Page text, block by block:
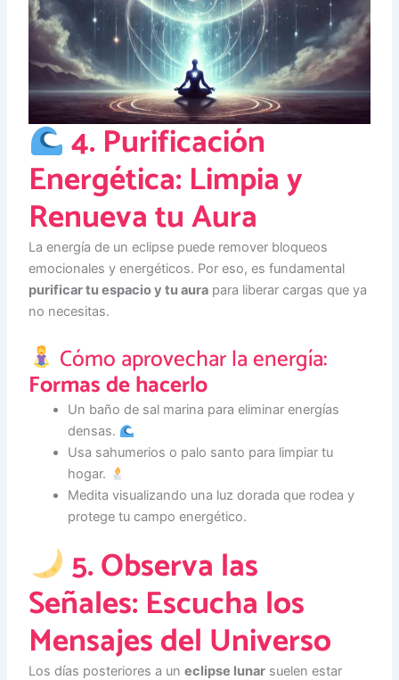
4. Purificación
Energética: Limpia y
Renueva tu Aura
La energía de un eclipse puede remover bloqueos
emocionales y energéticos. Por eso, es fundamental
purificar tu espacio y tu aura para liberar cargas que ya
no necesitas.
Cómo aprovechar la energía:
Formas de hacerlo
Un baño de sal marina para eliminar energías
densas.
Usa sahumerios o palo santo para limpiar tu
hogar.
Medita visualizando una luz dorada que rodea y
protege tu campo energético.
5. Observa las
Señales: Escucha los
Mensajes del Universo
Los días posteriores a uneclipse lunar suelen estar